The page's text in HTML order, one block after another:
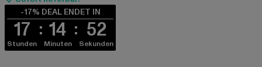
-17% DEAL ENDET IN
17
Stunden
14
Minuten
52
Sekunden